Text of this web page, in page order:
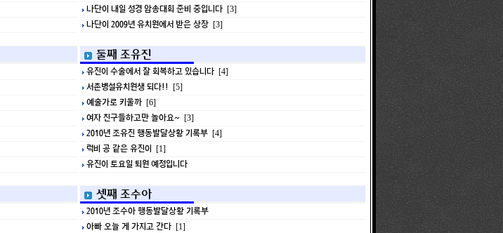
나단이 내일 성경 암송대회 준비 중입니다 [3]
나단이 2009년 유치원에서 받은 상장 [3]
둘째 조유진
유진이 수술에서 잘 회복하고 있습니다 [4]
서촌병설유치원생 되다!! [5]
예술가로 키울까 [6]
여자 친구들하고만 놀아요~ [3]
2010년 조유진 행동발달상황 기록부 [4]
럭비 공 같은 유진이 [1]
유진이 토요일 퇴원 예정입니다
셋째 조수아
2010년 조수아 행동발달상황 기록부
아빠 오늘 게 가지고 간다 [1]